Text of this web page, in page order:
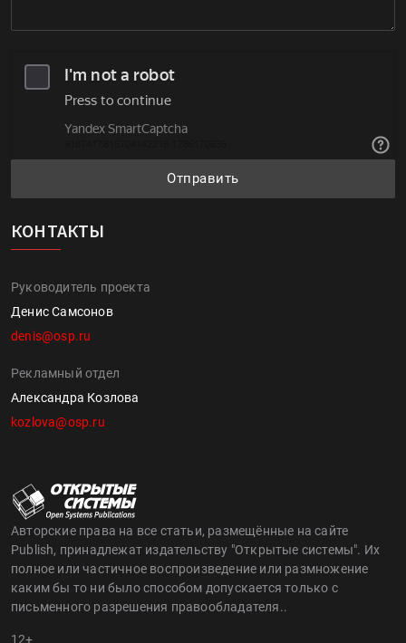
Отправить
КОНТАКТЫ
Руководитель проекта
Денис Самсонов
denis@osp.ru
Рекламный отдел
Александра Козлова
kozlova@osp.ru
Авторские права на все статьи, размещённые на сайте
Publish, принадлежат издательству "Открытые системы". Их
полное или частичное воспроизведение или размножение
каким бы то ни было способом допускается только с
письменного разрешения правообладателя..
12+